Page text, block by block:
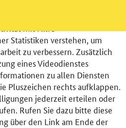
für Wirtschaft und Energie
Inhaltsverzeichnis
Datenschutz
Statistiken verstehen, um
zu verbessern. Zusätzlich
eines Videodienstes
zu allen Diensten
Pluszeichen rechts aufklappen.
jederzeit erteilen oder
Rufen Sie dazu bitte diese
über den Link am Ende der